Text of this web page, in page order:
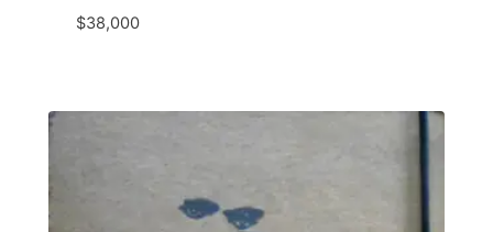
$38,000